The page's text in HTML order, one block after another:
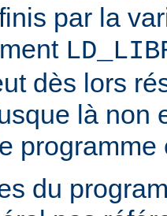
par la
dès lors
là non
programme
du